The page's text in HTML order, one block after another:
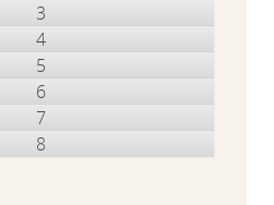
3
4
5
6
7
8